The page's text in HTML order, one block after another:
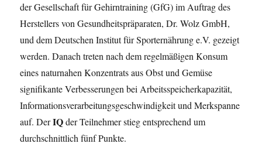
der Gesellschaft für Gehirntraining (GfG) im Auftrag des
Herstellers von Gesundheitspräparaten, Dr. Wolz GmbH,
und dem Deutschen Institut für Sporternährung e.V. gezeigt
werden. Danach treten nach dem regelmäßigen Konsum
eines naturnahen Konzentrats aus Obst und Gemüse
signifikante Verbesserungen bei Arbeitsspeicherkapazität,
Informationsverarbeitungsgeschwindigkeit und Merkspanne
auf. DerIQder Teilnehmer stieg entsprechend um
durchschnittlich fünf Punkte.